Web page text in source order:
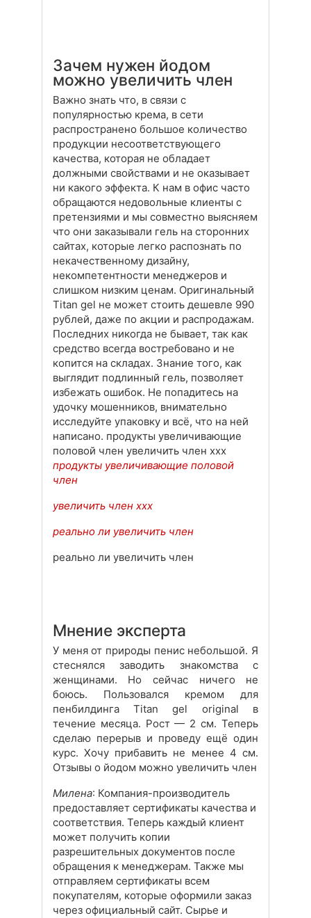
Зачем нужен йодом
можно увеличить член
Важно знать что, в связи с
популярностью крема, в сети
распространено большое количество
продукции несоответствующего
качества, которая не обладает
должными свойствами и не оказывает
ни какого эффекта. К нам в офис часто
обращаются недовольные клиенты с
претензиями и мы совместно выясняем
что они заказывали гель на сторонних
сайтах, которые легко распознать по
некачественному дизайну,
некомпетентности менеджеров и
слишком низким ценам. Оригинальный
Titan gel не может стоить дешевле 990
рублей, даже по акции и распродажам.
Последних никогда не бывает, так как
средство всегда востребовано и не
копится на складах. Знание того, как
выглядит подлинный гель, позволяет
избежать ошибок. Не попадитесь на
удочку мошенников, внимательно
исследуйте упаковку и всё, что на ней
написано. продукты увеличивающие
половой член увеличить член ххх
продукты увеличивающие половой
член
увеличить член ххх
реально ли увеличить член
реально ли увеличить член
Мнение эксперта
У меня от природы пенис небольшой. Я
стеснялся заводить знакомства с
женщинами. Но сейчас ничего не
боюсь. Пользовался кремом для
пенбилдинга Titan gel original в
течение месяца. Рост — 2 см. Теперь
сделаю перерыв и проведу ещё один
курс. Хочу прибавить не менее 4 см.
Отзывы о йодом можно увеличить член
Милена: Компания-производитель
предоставляет сертификаты качества и
соответствия. Теперь каждый клиент
может получить копии
разрешительных документов после
обращения к менеджерам. Также мы
отправляем сертификаты всем
покупателям, которые оформили заказ
через официальный сайт. Сырье и